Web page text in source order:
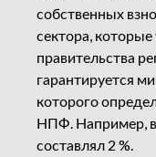
собственных
сектора,
правительства
гарантируется
которого
НПФ. Например, в
составлял 2 %.